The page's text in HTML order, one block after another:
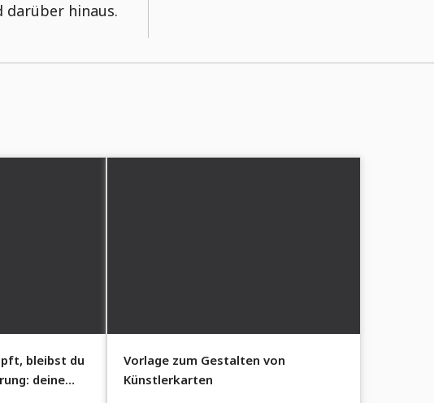
darüber hinaus.
bleibst du
deine
Vorlage zum Gestalten von
Künstlerkarten